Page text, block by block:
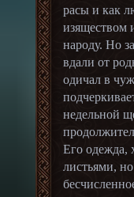
расы и как
изяществом
народу. Но
вдали от
одичал в
недельной
Его одежда,
листьями,